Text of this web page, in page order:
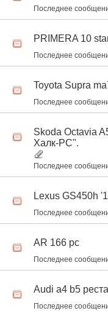
Последнее
PRIMERA 10
Последнее
Toyota Supra
Последнее
Skoda Octavia
Халк-PC".
Последнее
Lexus GS450h
Последнее
AR 166 pc
Последнее
Audi a4 b5
Последнее